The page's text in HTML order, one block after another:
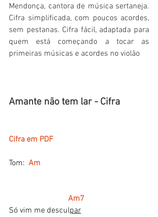
Mendonça, cantora de música sertaneja.
Cifra simplificada, com poucos acordes,
sem pestanas. Cifra fácil, adaptada para
quem está começando a tocar as
primeiras músicas e acordes no violão
Amante não tem lar - Cifra
Cifra em PDF
Tom: Am
  Am7
Só vim me desculpar